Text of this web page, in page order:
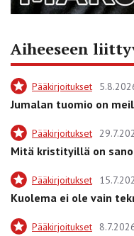
Aiheeseen
Pääkirjoitukset
Jumalan tuomio on
Pääkirjoitukset
Mitä kristityillä on
Pääkirjoitukset
Kuolema ei ole vain
Pääkirjoitukset